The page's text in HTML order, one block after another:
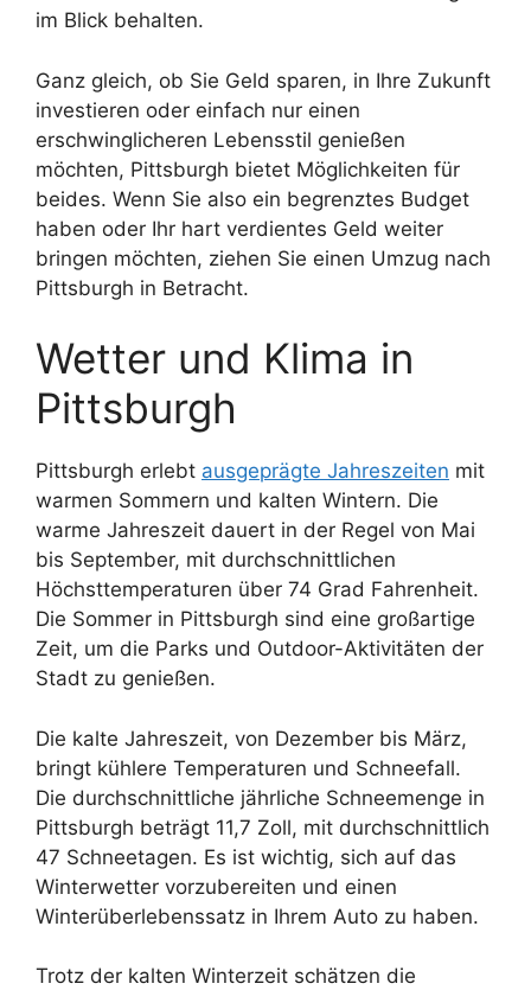
im Blick behalten.
Ganz gleich, ob Sie Geld sparen, in Ihre Zukunft
investieren oder einfach nur einen
erschwinglicheren Lebensstil genießen
möchten, Pittsburgh bietet Möglichkeiten für
beides. Wenn Sie also ein begrenztes Budget
haben oder Ihr hart verdientes Geld weiter
bringen möchten, ziehen Sie einen Umzug nach
Pittsburgh in Betracht.
Wetter und Klima in
Pittsburgh
Pittsburgh erlebt ausgeprägte Jahreszeiten mit
warmen Sommern und kalten Wintern. Die
warme Jahreszeit dauert in der Regel von Mai
bis September, mit durchschnittlichen
Höchsttemperaturen über 74 Grad Fahrenheit.
Die Sommer in Pittsburgh sind eine großartige
Zeit, um die Parks und Outdoor-Aktivitäten der
Stadt zu genießen.
Die kalte Jahreszeit, von Dezember bis März,
bringt kühlere Temperaturen und Schneefall.
Die durchschnittliche jährliche Schneemenge in
Pittsburgh beträgt 11,7 Zoll, mit durchschnittlich
47 Schneetagen. Es ist wichtig, sich auf das
Winterwetter vorzubereiten und einen
Winterüberlebenssatz in Ihrem Auto zu haben.
Trotz der kalten Winterzeit schätzen die